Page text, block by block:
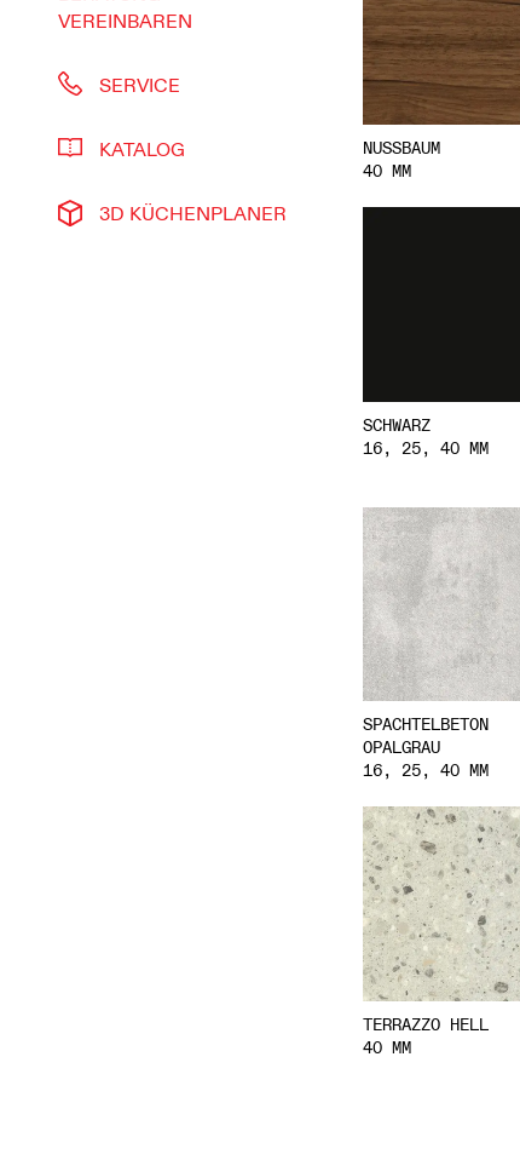
VEREINBAREN
SERVICE
KATALOG
3D KÜCHENPLANER
NUSSBAUM
40 MM
SCHWARZ
16, 25, 40 MM
SPACHTELBETON
OPALGRAU
16, 25, 40 MM
TERRAZZO HELL
40 MM